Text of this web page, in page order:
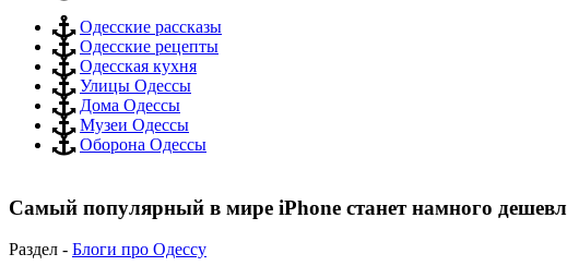
Одесские рассказы
Одесские рецепты
Одесская кухня
Улицы Одессы
Дома Одессы
Музеи Одессы
Оборона Одессы
Самый популярный в мире iPhone станет намного
Раздел - Блоги про Одессу